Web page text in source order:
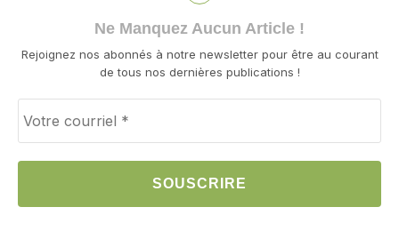
Ne Manquez Aucun Article !
Rejoignez nos abonnés à notre newsletter pour être au courant
de tous nos dernières publications !